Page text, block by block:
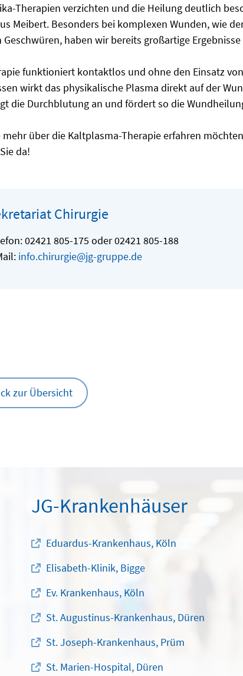
Therapien verzichten und die Heilung deutlich
Meibert. Besonders bei komplexen Wunden, wie
Geschwüren, haben wir bereits großartige
funktioniert kontaktlos und ohne den Einsatz
wirkt das physikalische Plasma direkt auf der
die Durchblutung an und fördert so die
mehr über die Kaltplasma-Therapie erfahren
da!
Chirurgie
02421 805-175 oder 02421 805-188
info.chirurgie@jg-gruppe.de
zur Übersicht
JG-Krankenhäuser
Eduardus-Krankenhaus, Köln
Elisabeth-Klinik, Bigge
Ev. Krankenhaus, Köln
St. Augustinus-Krankenhaus, Düren
St. Joseph-Krankenhaus, Prüm
St. Marien-Hospital, Düren